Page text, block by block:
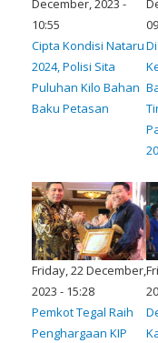
December, 2023 -
10:55
Cipta Kondisi Nataru
2024, Polisi Sita
Puluhan Kilo Bahan
Baku Petasan
Friday, 22 December,
2023 - 15:28
Pemkot Tegal Raih
Penghargaan KIP